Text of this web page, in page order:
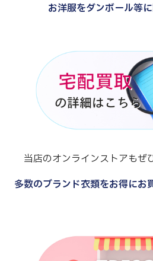
お洋服をダンボール等
当店のオンラインストアもぜ
多数のブランド衣類をお得にお